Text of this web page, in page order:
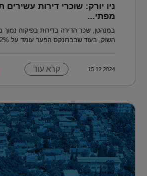
ניו יורק: שוכרי דירות
מפתי...
במנהטן, שכר הדירה בדירות בפיקוח
השוק, בעוד שבברונקס הפער עומד על 12% בלבד
15.12.2024 קרא עוד